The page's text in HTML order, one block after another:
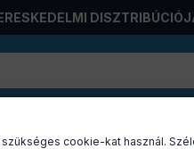
cookie-kat használ.